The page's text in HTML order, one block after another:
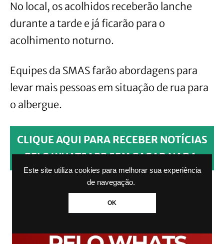
Este site utiliza cookies para melhorar sua experiência
de navegação.
OK
No local, os acolhidos receberão lanche
durante a tarde e já ficarão para o
acolhimento noturno.
Equipes da SMAS farão abordagens para
levar mais pessoas em situação de rua para
o albergue.
CLIQUE AQUI PARA RECEBER NOTÍCIAS
PELO WHATSAPP SEM PAGAR NADA.